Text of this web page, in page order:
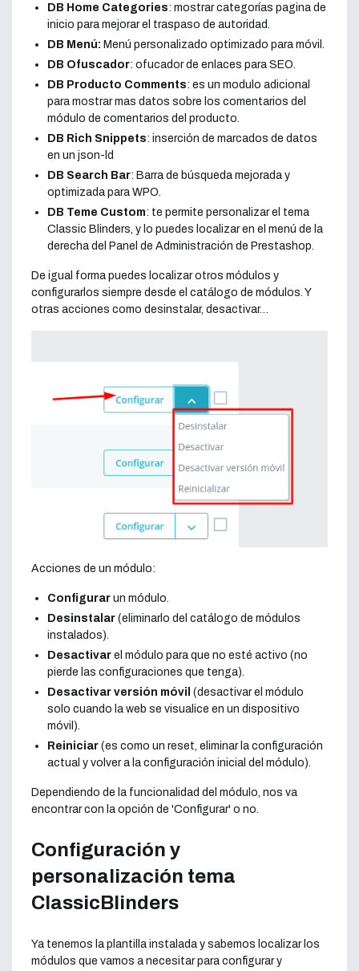
DB Home Categories: mostrar categorías pagina de
inicio para mejorar el traspaso de autoridad.
DB Menú: Menú personalizado optimizado para móvil.
DB Ofuscador: ofucador de enlaces para SEO.
DB Producto Comments: es un modulo adicional
para mostrar mas datos sobre los comentarios del
módulo de comentarios del producto.
DB Rich Snippets: inserción de marcados de datos
en un json-ld
DB Search Bar: Barra de búsqueda mejorada y
optimizada para WPO.
DB Teme Custom: te permite personalizar el tema
Classic Blinders, y lo puedes localizar en el menú de la
derecha del Panel de Administración de Prestashop.
De igual forma puedes localizar otros módulos y
configurarlos siempre desde el catálogo de módulos. Y
otras acciones como desinstalar, desactivar…
Acciones de un módulo:
Configurar un módulo.
Desinstalar (eliminarlo del catálogo de módulos
instalados).
Desactivar el módulo para que no esté activo (no
pierde las configuraciones que tenga).
Desactivar versión móvil (desactivar el módulo
solo cuando la web se visualice en un dispositivo
móvil).
Reiniciar (es como un reset, eliminar la configuración
actual y volver a la configuración inicial del módulo).
Dependiendo de la funcionalidad del módulo, nos va
encontrar con la opción de 'Configurar' o no.
Configuración y
personalización tema
ClassicBlinders
Ya tenemos la plantilla instalada y sabemos localizar los
módulos que vamos a necesitar para configurar y